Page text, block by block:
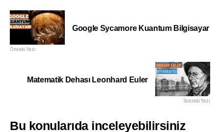
Google Sycamore Kuantum Bilgisayar
Önceki Yazı
Matematik Dehası Leonhard Euler
Sonraki Yazı
Bu konularıda inceleyebilirsiniz